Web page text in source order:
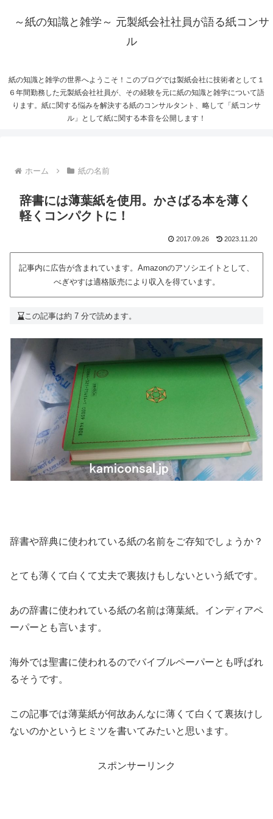
～紙の知識と雑学～ 元製紙会社社員が語る紙コンサ
ル
紙の知識と雑学の世界へようこそ！このブログでは製紙会社に技術者として１
６年間勤務した元製紙会社社員が、その経験を元に紙の知識と雑学について語
ります。紙に関する悩みを解決する紙のコンサルタント、略して「紙コンサ
ル」として紙に関する本音を公開します！
ホーム 紙の名前
辞書には薄葉紙を使用。かさばる本を薄く
軽くコンパクトに！
2017.09.26 2023.11.20
記事内に広告が含まれています。Amazonのアソシエイトとして、
べぎやすは適格販売により収入を得ています。
この記事は約 7 分で読めます。
辞書や辞典に使われている紙の名前をご存知でしょうか？
とても薄くて白くて丈夫で裏抜けもしないという紙です。
あの辞書に使われている紙の名前は薄葉紙。インディアペ
ーパーとも言います。
海外では聖書に使われるのでバイブルペーパーとも呼ばれ
るそうです。
この記事では薄葉紙が何故あんなに薄くて白くて裏抜けし
ないのかというヒミツを書いてみたいと思います。
スポンサーリンク